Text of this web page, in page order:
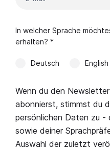
In welcher Sprache
erhalten? *
Deutsch English
Wenn du den
abonnierst, stimmst du
persönlichen Daten zu -
sowie deiner
Auswahl der zuletzt